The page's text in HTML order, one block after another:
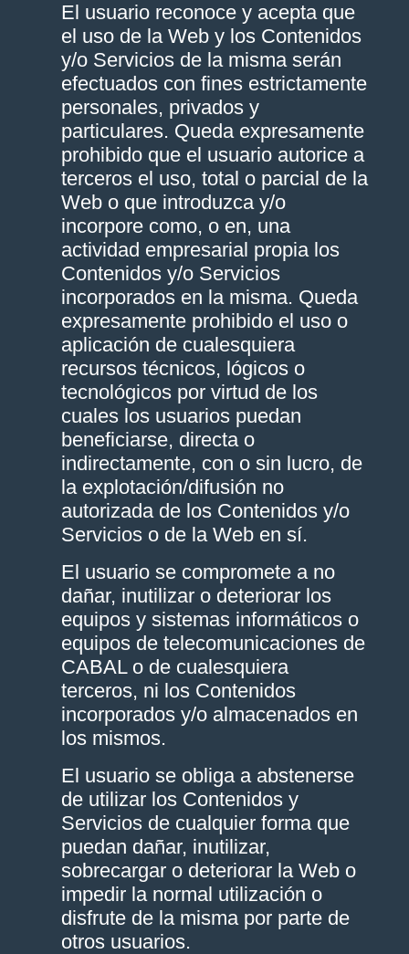
El usuario reconoce y acepta que
el uso de la Web y los Contenidos
y/o Servicios de la misma serán
efectuados con fines estrictamente
personales, privados y
particulares. Queda expresamente
prohibido que el usuario autorice a
terceros el uso, total o parcial de la
Web o que introduzca y/o
incorpore como, o en, una
actividad empresarial propia los
Contenidos y/o Servicios
incorporados en la misma. Queda
expresamente prohibido el uso o
aplicación de cualesquiera
recursos técnicos, lógicos o
tecnológicos por virtud de los
cuales los usuarios puedan
beneficiarse, directa o
indirectamente, con o sin lucro, de
la explotación/difusión no
autorizada de los Contenidos y/o
Servicios o de la Web en sí.
El usuario se compromete a no
dañar, inutilizar o deteriorar los
equipos y sistemas informáticos o
equipos de telecomunicaciones de
CABAL o de cualesquiera
terceros, ni los Contenidos
incorporados y/o almacenados en
los mismos.
El usuario se obliga a abstenerse
de utilizar los Contenidos y
Servicios de cualquier forma que
puedan dañar, inutilizar,
sobrecargar o deteriorar la Web o
impedir la normal utilización o
disfrute de la misma por parte de
otros usuarios.